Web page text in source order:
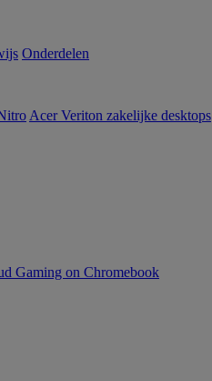
Onderdelen
Acer Veriton zakelijke desktops
Gaming on Chromebook